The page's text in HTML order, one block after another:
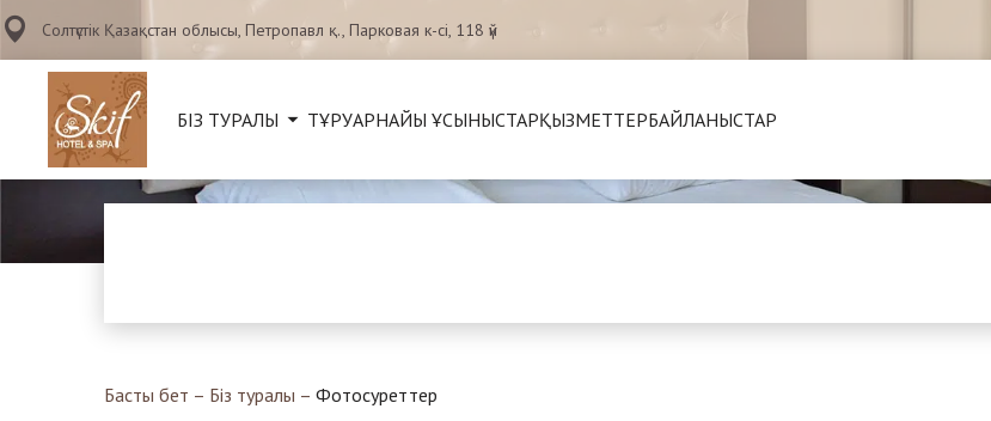
Солтүстік Қазақстан облысы, Петропавл қ., Парковая к-сі, 118 үй
БІЗ ТУРАЛЫ ТҰРУАРНАЙЫ ҰСЫНЫСТАРҚЫЗМЕТТЕРБАЙЛАНЫСТАР
Басты бет – Біз туралы – Фотосуреттер